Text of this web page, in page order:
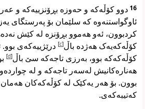
16دوو کۆڵەکە و حەوزە بڕۆنزییەکە و
ئاوگواستنەوە کە سلێمان بۆ پەرستگای
کردبوون، ئەو هەموو بڕۆنزە لە کێش
کۆڵەکەیەک هەژدە باڵ[
c
] درێژییەکەی
کۆڵەکەکە بوو، بەرزی تاجەکە سێ باڵ[
d
]
هەنارەکانیش لەسەر تاجەکە و لە
بوون. بۆ هەر یەکێک لە کۆڵەکەکان
کەتیبەکەی.